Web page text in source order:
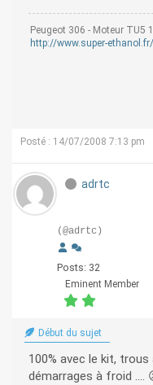
Peugeot 306 - Moteur TU5
http://www.super-
Posté : 14/07/2008 7:13 pm
adrtc
(@adrtc)
Posts: 32
Eminent Member
Début du sujet
100% avec le kit,